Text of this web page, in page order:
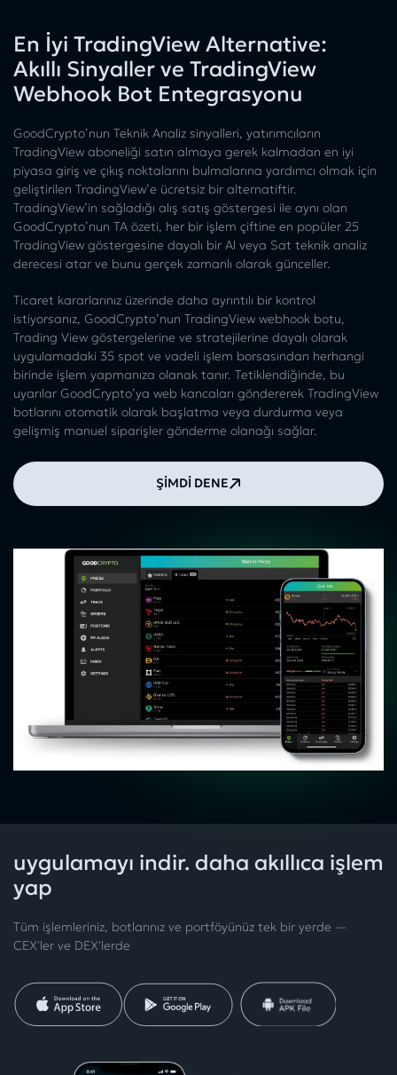
En İyi TradingView Alternative:
Akıllı Sinyaller ve TradingView
Webhook Bot Entegrasyonu
GoodCrypto’nun Teknik Analiz sinyalleri, yatırımcıların
TradingView aboneliği satın almaya gerek kalmadan en iyi
piyasa giriş ve çıkış noktalarını bulmalarına yardımcı olmak için
geliştirilen TradingView’e ücretsiz bir alternatiftir.
TradingView’in sağladığı alış satış göstergesi ile aynı olan
GoodCrypto’nun TA özeti, her bir işlem çiftine en popüler 25
TradingView göstergesine dayalı bir Al veya Sat teknik analiz
derecesi atar ve bunu gerçek zamanlı olarak günceller.
Ticaret kararlarınız üzerinde daha ayrıntılı bir kontrol
istiyorsanız, GoodCrypto’nun TradingView webhook botu,
Trading View göstergelerine ve stratejilerine dayalı olarak
uygulamadaki 35 spot ve vadeli işlem borsasından herhangi
birinde işlem yapmanıza olanak tanır. Tetiklendiğinde, bu
uyarılar GoodCrypto’ya web kancaları göndererek TradingView
botlarını otomatik olarak başlatma veya durdurma veya
gelişmiş manuel siparişler gönderme olanağı sağlar.
ŞİMDİ DENE
uygulamayı indir. daha akıllıca işlem
yap
Tüm işlemleriniz, botlarınız ve portföyünüz tek bir yerde —
CEX'ler ve DEX'lerde